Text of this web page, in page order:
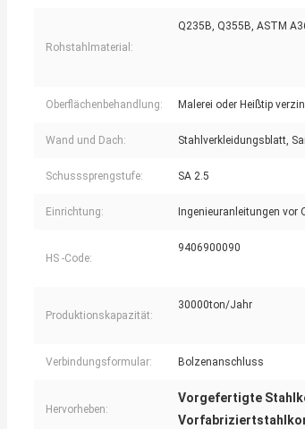
Rohstahlmaterial:
Q235B, Q355B, ASTM
Oberflächenbehandlung: Malerei oder Heißtip
Wand und Dach: Stahlverkleidungsblatt,
Schusssprengstufe: SA 2.5
Einrichtung: Ingenieuranleitungen vor
HS -Code:
9406900090
Produktionskapazität:
30000ton/Jahr
Verbindungsformular: Bolzenanschluss
Hervorheben:
Vorgefertigte